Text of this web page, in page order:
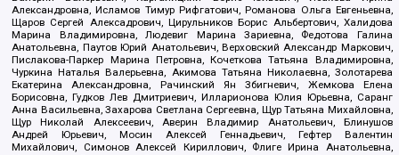
Александровна, Исламов Тимур Рифгатович, Романова Ольга Евгеньевна,
Щаров Сергей Алексадрович, Цирульников Борис Альбертович, Халидова
Марина Владимировна, Людевиг Марина Зариевна, Федотова Галина
Анатольевна, Паутов Юрий Анатольевич, Верховский Александр Маркович,
Пислакова-Паркер Марина Петровна, Кочеткова Татьяна Владимировна,
Чуркина Наталья Валерьевна, Акимова Татьяна Николаевна, Золотарева
Екатерина Александровна, Рачинский Ян Збигневич, Жемкова Елена
Борисовна, Гудков Лев Дмитриевич, Илларионова Юлия Юрьевна, Саранг
Анна Васильевна, Захарова Светлана Сергеевна, Щур Татьяна Михайловна,
Щур Николай Алексеевич, Аверин Владимир Анатольевич, Блинушов
Андрей Юрьевич, Мосин Алексей Геннадьевич, Гефтер Валентин
Михайлович, Симонов Алексей Кириллович, Флиге Ирина Анатольевна,